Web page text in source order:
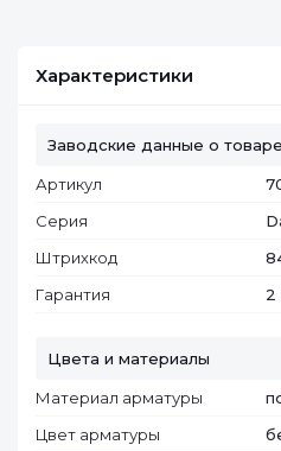
Характеристики
Заводские данные о товаре
Артикул
Серия
Штрихкод
Гарантия
2
Цвета и материалы
Материал арматуры
Цвет арматуры